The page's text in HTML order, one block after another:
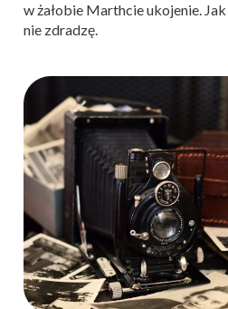
w żałobie Marthcie ukojenie.
nie zdradzę.